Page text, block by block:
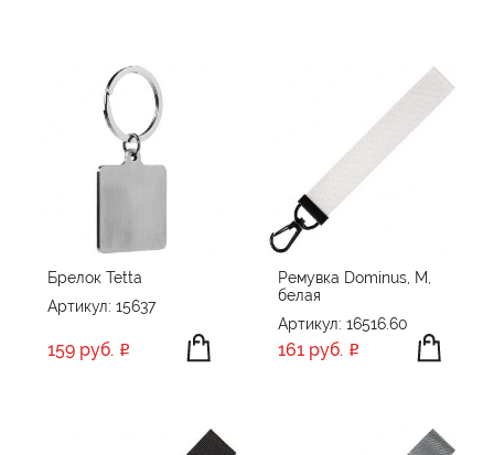
Брелок Tetta
Артикул: 15637
159 руб.
Ремувка Dominus, М,
белая
Артикул: 16516.60
161 руб.